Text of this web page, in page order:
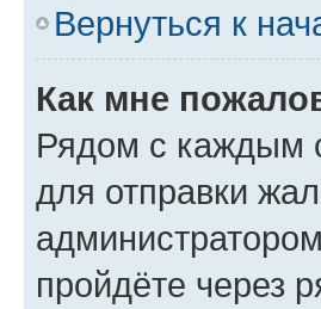
Вернуться к
Как мне
Рядом с каждым
для отправки
пройдёте через